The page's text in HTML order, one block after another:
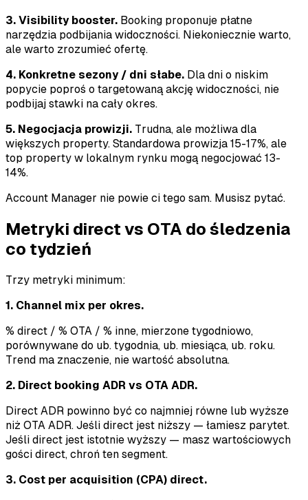
3. Visibility booster. Booking proponuje płatne
narzędzia podbijania widoczności. Niekoniecznie warto,
ale warto zrozumieć ofertę.
4. Konkretne sezony / dni słabe. Dla dni o niskim
popycie poproś o targetowaną akcję widoczności, nie
podbijaj stawki na cały okres.
5. Negocjacja prowizji. Trudna, ale możliwa dla
większych property. Standardowa prowizja 15-17%, ale
top property w lokalnym rynku mogą negocjować 13-
14%.
Account Manager nie powie ci tego sam. Musisz pytać.
Metryki direct vs OTA do śledzenia
co tydzień
Trzy metryki minimum:
1. Channel mix per okres.
% direct / % OTA / % inne, mierzone tygodniowo,
porównywane do ub. tygodnia, ub. miesiąca, ub. roku.
Trend ma znaczenie, nie wartość absolutna.
2. Direct booking ADR vs OTA ADR.
Direct ADR powinno być co najmniej równe lub wyższe
niż OTA ADR. Jeśli direct jest niższy — łamiesz parytet.
Jeśli direct jest istotnie wyższy — masz wartościowych
gości direct, chroń ten segment.
3. Cost per acquisition (CPA) direct.